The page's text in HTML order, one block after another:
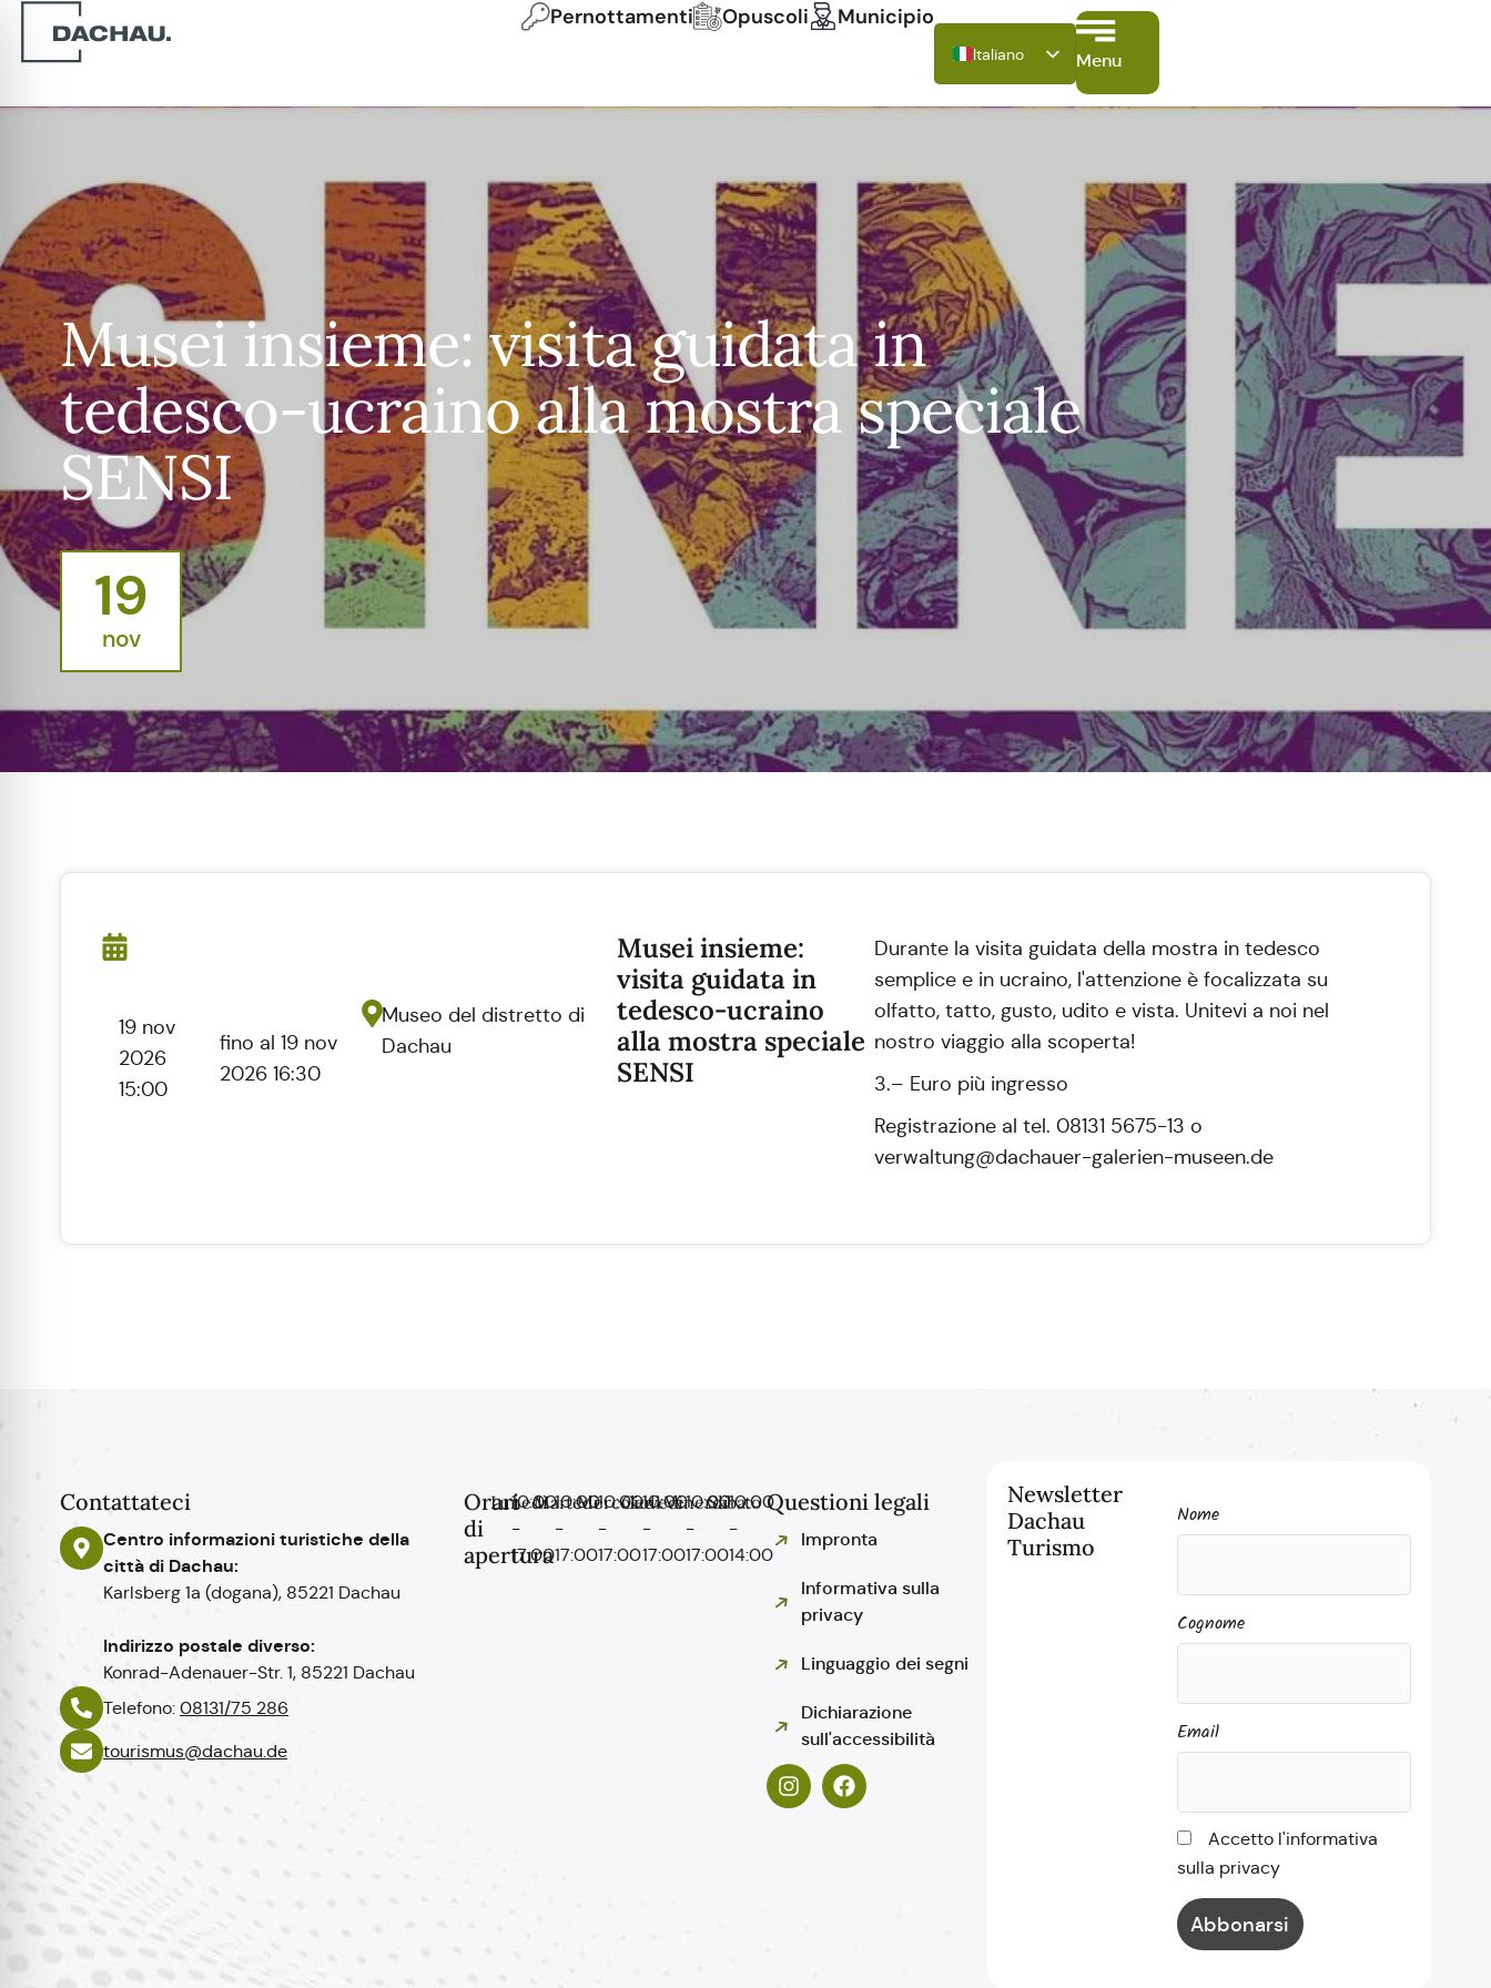
Pernottamenti Opuscoli Municipio
Italiano
Deutsch
Polski
Menu
Musei insieme: visita guidata in
tedesco-ucraino alla mostra speciale
SENSI
19
nov
19 nov
2026
15:00
fino al 19 nov
2026 16:30
Museo del distretto di
Dachau
Musei insieme:
visita guidata in
tedesco-ucraino
alla mostra speciale
SENSI
Durante la visita guidata della mostra in tedesco
semplice e in ucraino, l'attenzione è focalizzata su
olfatto, tatto, gusto, udito e vista. Unitevi a noi nel
nostro viaggio alla scoperta!
3.– Euro più ingresso
Registrazione al tel. 08131 5675-13 o
verwaltung@dachauer-galerien-museen.de
Contattateci
Centro informazioni turistiche della
città di Dachau:
Karlsberg 1a (dogana), 85221 Dachau
Indirizzo postale diverso:
Konrad-Adenauer-Str. 1, 85221 Dachau
Telefono: 08131/75 286
tourismus@dachau.de
Orari
di
apertura
Lunedì
10:00
-
17:00
Martedì
10:00
-
17:00
Mercoledì
10:00
-
17:00
Giovedì
10:00
-
17:00
Venerdì
10:00
-
17:00
Sabato
10:00
-
14:00
Questioni legali
Impronta
Informativa sulla
privacy
Linguaggio dei segni
Dichiarazione
sull'accessibilità
Newsletter
Dachau
Turismo
Nome
Cognome
Email
Accetto l'informativa
sulla privacy